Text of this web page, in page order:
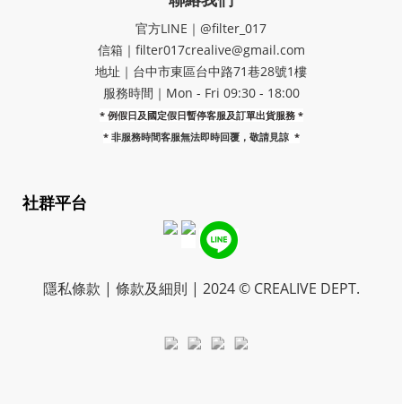
官方LINE｜@filter_017
信箱｜filter017crealive@gmail.com
地址｜​台中市東區台中路71巷28號1樓
服務時間｜Mon - Fri 09:30 - 18:00
* 例假日及國定假日暫停客服及訂單出貨服務 *
* 非服務時間客服無法即時回覆，敬請見諒 *
社群平台
隱私條款 | 條款及細則 | 2024 © CREALIVE DEPT.